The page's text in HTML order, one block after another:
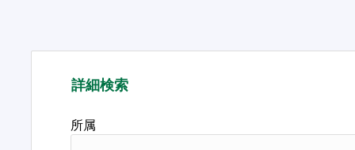
詳細検索
所属